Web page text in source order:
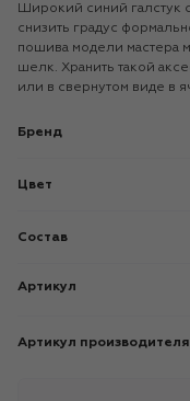
Широкий синий галстук
снизить градус
пошива модели мастера
шелк. Хранить такой
или в свернутом виде в
Бренд
Цвет
Состав
Артикул
Артикул производителя